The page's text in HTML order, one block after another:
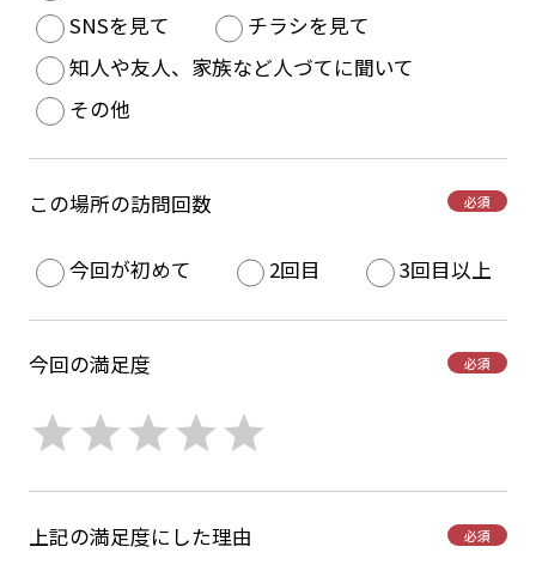
SNSを見て
チラシを見て
知人や友人、家族など人づてに聞いて
その他
この場所の訪問回数 必須
今回が初めて 2回目 3回目以上
今回の満足度 必須
上記の満足度にした理由 必須